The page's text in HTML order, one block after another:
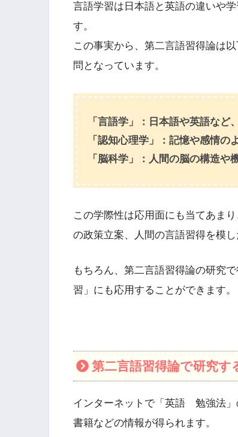
言語学習は日本語と英語の違いや
す。
この事実から、第二言語習得論は
問となっています。
「言語学」：日本語や英語など
「認知心理学」：記憶や感情
「脳科学」：人間の脳の構造や
この学際性は応用面にも当てあま
の政策立案、人間の言語習得を模
もちろん、第二言語習得論の研究
習」にも応用することができます。
第二言語習得論で研究す
インターネットで「英語 勉強法」
書籍などの情報が得られます。